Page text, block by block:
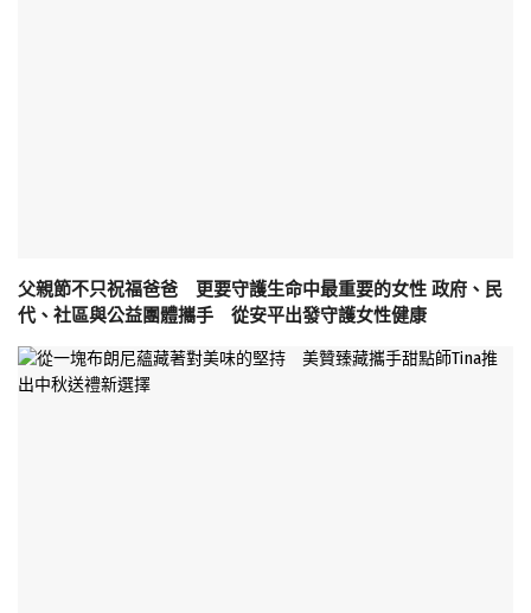
父親節不只祝福爸爸 更要守護生命中最重要的女性 政府、民
代、社區與公益團體攜手 從安平出發守護女性健康